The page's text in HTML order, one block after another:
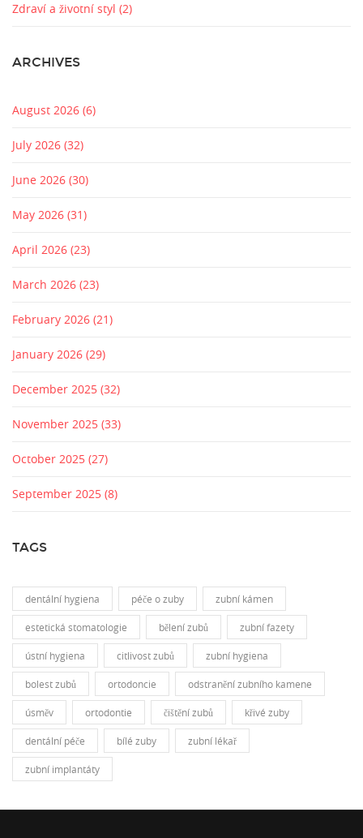
Zdraví a životní styl (2)
ARCHIVES
August 2026 (6)
July 2026 (32)
June 2026 (30)
May 2026 (31)
April 2026 (23)
March 2026 (23)
February 2026 (21)
January 2026 (29)
December 2025 (32)
November 2025 (33)
October 2025 (27)
September 2025 (8)
TAGS
dentální hygiena péče o zuby zubní kámen
estetická stomatologie bělení zubů zubní fazety
ústní hygiena citlivost zubů zubní hygiena
bolest zubů ortodoncie odstranění zubního kamene
úsměv ortodontie čištění zubů křivé zuby
dentální péče bílé zuby zubní lékař
zubní implantáty